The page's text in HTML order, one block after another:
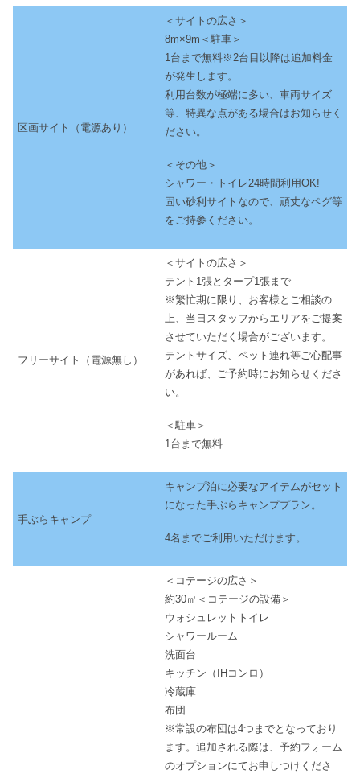
区画サイト（電源あり）
＜サイトの広さ＞
8m×9m＜駐車＞
1台まで無料※2台目以降は追加料金
が発生します。
利用台数が極端に多い、車両サイズ
等、特異な点がある場合はお知らせく
ださい。
＜その他＞
シャワー・トイレ24時間利用OK!
固い砂利サイトなので、頑丈なペグ等
をご持参ください。
フリーサイト（電源無し）
＜サイトの広さ＞
テント1張とタープ1張まで
※繁忙期に限り、お客様とご相談の
上、当日スタッフからエリアをご提案
させていただく場合がございます。
テントサイズ、ペット連れ等ご心配事
があれば、ご予約時にお知らせくださ
い。
＜駐車＞
1台まで無料
手ぶらキャンプ
キャンプ泊に必要なアイテムがセット
になった手ぶらキャンププラン。
4名までご利用いただけます。
＜コテージの広さ＞
約30㎡＜コテージの設備＞
ウォシュレットトイレ
シャワールーム
洗面台
キッチン（IHコンロ）
冷蔵庫
布団
※常設の布団は4つまでとなっており
ます。追加される際は、予約フォーム
のオプションにてお申しつけくださ